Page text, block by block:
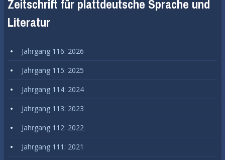
Zeitschrift für plattdeutsche Sprache und
Literatur
Jahrgang 116: 2026
Jahrgang 115: 2025
Jahrgang 114: 2024
Jahrgang 113: 2023
Jahrgang 112: 2022
Jahrgang 111: 2021